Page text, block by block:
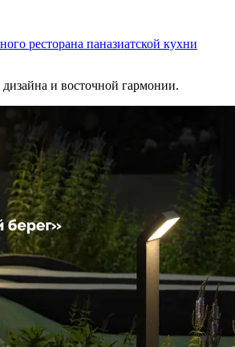
ресторана паназиатской кухни
и восточной гармонии.